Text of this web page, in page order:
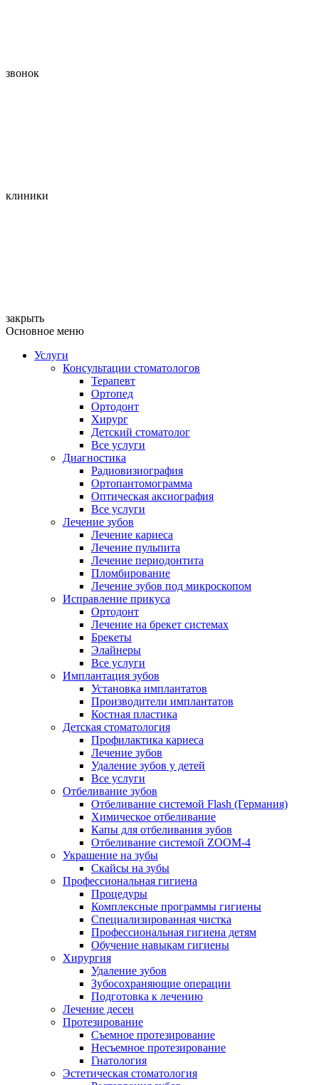
звонок
клиники
закрыть
Основное меню
Услуги
Консультации стоматологов
Терапевт
Ортопед
Ортодонт
Хирург
Детский стоматолог
Все услуги
Диагностика
Радиовизиография
Ортопантомограмма
Оптическая аксиография
Все услуги
Лечение зубов
Лечение кариеса
Лечение пульпита
Лечение периодонтита
Пломбирование
Лечение зубов под микроскопом
Исправление прикуса
Ортодонт
Лечение на брекет системах
Брекеты
Элайнеры
Все услуги
Имплантация зубов
Установка имплантатов
Производители имплантатов
Костная пластика
Детская стоматология
Профилактика кариеса
Лечение зубов
Удаление зубов у детей
Все услуги
Отбеливание зубов
Отбеливание системой Flash (Германия)
Химическое отбеливание
Капы для отбеливания зубов
Отбеливание системой ZOOM-4
Украшение на зубы
Скайсы на зубы
Профессиональная гигиена
Процедуры
Комплексные программы гигиены
Специализированная чистка
Профессиональная гигиена детям
Обучение навыкам гигиены
Хирургия
Удаление зубов
Зубосохраняющие операции
Подготовка к лечению
Лечение десен
Протезирование
Съемное протезирование
Несъемное протезирование
Гнатология
Эстетическая стоматология